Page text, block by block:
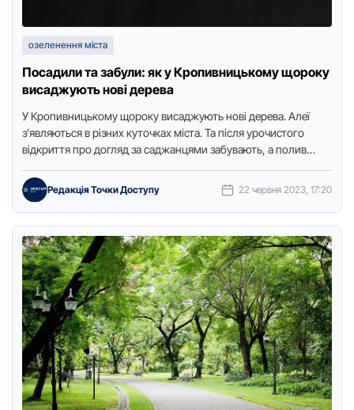
озеленення міста
Посадили та забули: як у Кропивницькому щороку
висаджують нові дерева
У Кропивницькому щороку висаджують нові дерева. Алеї
з’являються в різних куточках міста. Та після урочистого
відкриття про догляд за саджанцями забувають, а полив
Редакція Точки Доступу 22 червня 2023, 17:20